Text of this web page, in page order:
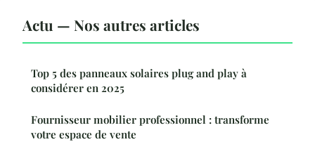
Actu — Nos autres articles
Top 5 des panneaux solaires plug and play à
considérer en 2025
Fournisseur mobilier professionnel : transforme
votre espace de vente